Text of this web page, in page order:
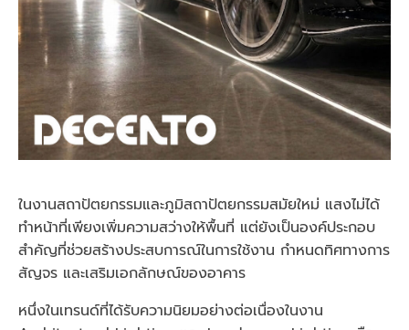
ในงานสถาปัตยกรรมและภูมิสถาปัตยกรรมสมัยใหม่ แสงไม่ได้
ทำหน้าที่เพียงเพิ่มความสว่างให้พื้นที่ แต่ยังเป็นองค์ประกอบ
สำคัญที่ช่วยสร้างประสบการณ์ในการใช้งาน กำหนดทิศทางการ
สัญจร และเสริมเอกลักษณ์ของอาคาร
หนึ่งในเทรนด์ที่ได้รับความนิยมอย่างต่อเนื่องในงาน